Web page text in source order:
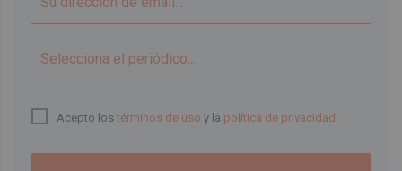
Acepto lostérminos de uso y la política de privacidad